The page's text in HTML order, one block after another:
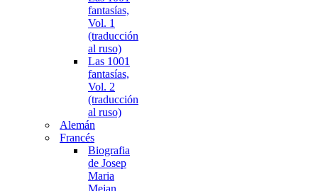
fantasías,
Vol. 1
(traducción
al ruso)
Las 1001
fantasías,
Vol. 2
(traducción
al ruso)
Alemán
Francés
Biografia
de Josep
Maria
Mejan